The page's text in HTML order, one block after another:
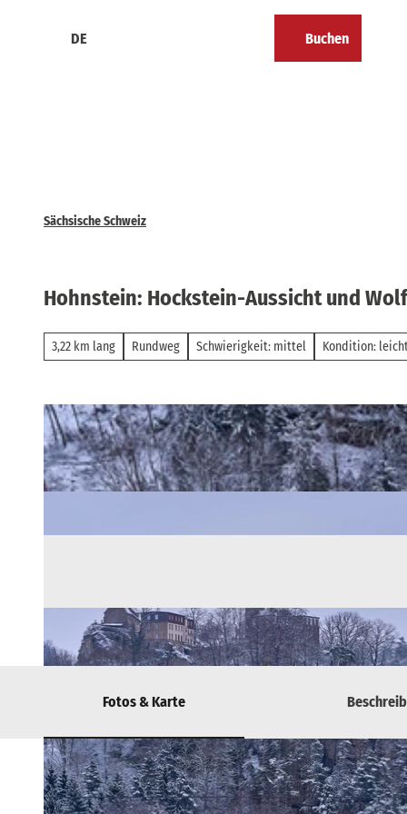
DE Buchen
Sächsische Schweiz
Hohnstein: Hockstein-Aussicht und
3,22 km lang Rundweg Schwierigkeit: mittel Kondition:
Fotos & Karte